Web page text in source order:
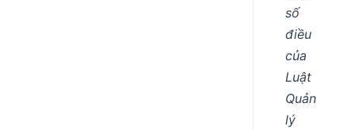
số
điều
của
Luật
Quản
lý